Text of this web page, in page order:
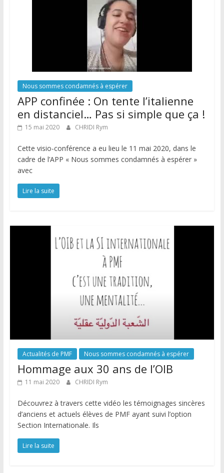
Nous sommes condamnés à espérer
APP confinée : On tente l’italienne
en distanciel… Pas si simple que ça !
15 mai 2020 CHRIDI Rym
Cette visio-conférence a eu lieu le 11 mai 2020, dans le
cadre de l’APP « Nous sommes condamnés à espérer »
avec
Lire la suite
Actualités de PMF Nous sommes condamnés à espérer
Hommage aux 30 ans de l’OIB
11 mai 2020 CHRIDI Rym
Découvrez à travers cette vidéo les témoignages sincères
d’anciens et actuels élèves de PMF ayant suivi l’option
Section Internationale. Ils
Lire la suite